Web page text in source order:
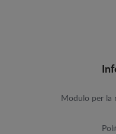
Modulo per la